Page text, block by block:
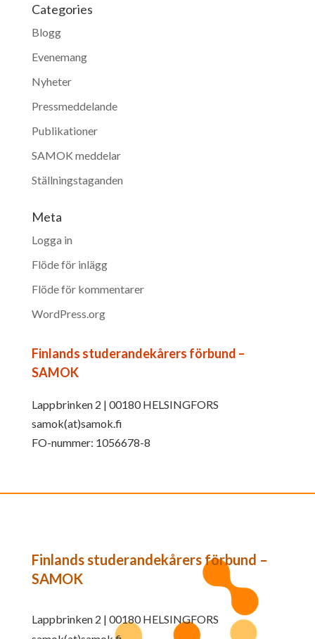
Categories
Blogg
Evenemang
Nyheter
Pressmeddelande
Publikationer
SAMOK meddelar
Ställningstaganden
Meta
Logga in
Flöde för inlägg
Flöde för kommentarer
WordPress.org
Finlands studerandekårers förbund –
SAMOK
Lappbrinken 2 | 00180 HELSINGFORS
samok(at)samok.fi
FO-nummer: 1056678-8
Finlands studerandekårers förbund –
SAMOK
Lappbrinken 2 | 00180 HELSINGFORS